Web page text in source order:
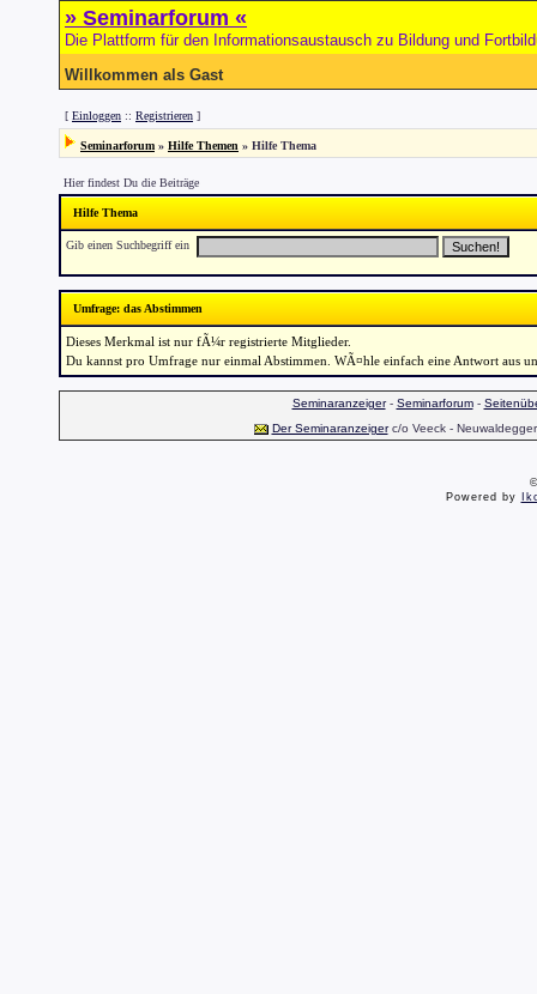
» Seminarforum «
Die Plattform für den Informationsaustausch zu Bildung und
Willkommen als Gast
[ Einloggen :: Registrieren ]
Seminarforum » Hilfe Themen » Hilfe Thema
Hier findest Du die Beiträge
Hilfe Thema
Gib einen Suchbegriff ein
Umfrage: das Abstimmen
Dieses Merkmal ist nur fÃ¼r registrierte Mitglieder.
Du kannst pro Umfrage nur einmal Abstimmen. WÃ¤hle einfach eine Antwort
Seminaranzeiger- Seminarforum-
Der Seminaranzeigerc/o Veeck -
Powered by